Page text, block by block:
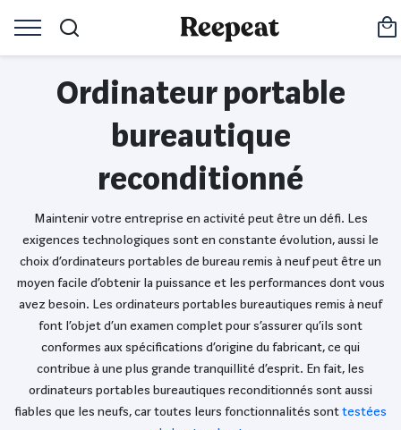
Ordinateur portable
bureautique
reconditionné
Maintenir votre entreprise en activité peut être un défi. Les
exigences technologiques sont en constante évolution, aussi le
choix d’ordinateurs portables de bureau remis à neuf peut être un
moyen facile d’obtenir la puissance et les performances dont vous
avez besoin. Les ordinateurs portables bureautiques remis à neuf
font l’objet d’un examen complet pour s’assurer qu’ils sont
conformes aux spécifications d’origine du fabricant, ce qui
contribue à une plus grande tranquillité d’esprit. En fait, les
ordinateurs portables bureautiques reconditionnés sont aussi
fiables que les neufs, car toutes leurs fonctionnalités sonttestées